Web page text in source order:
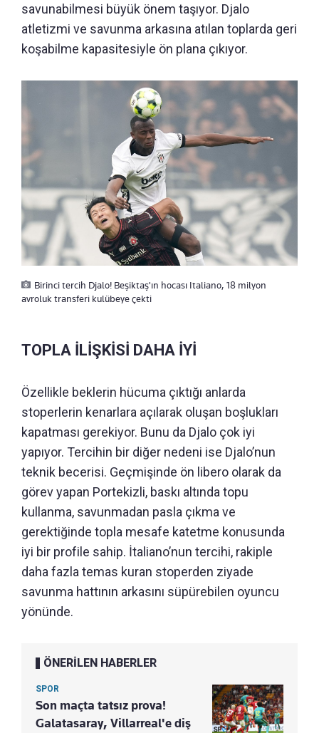
savunabilmesi büyük önem taşıyor. Djalo
atletizmi ve savunma arkasına atılan toplarda geri
koşabilme kapasitesiyle ön plana çıkıyor.
Birinci tercih Djalo! Beşiktaş'ın hocası Italiano, 18 milyon
avroluk transferi kulübeye çekti
TOPLA İLİŞKİSİ DAHA İYİ
Özellikle beklerin hücuma çıktığı anlarda
stoperlerin kenarlara açılarak oluşan boşlukları
kapatması gerekiyor. Bunu da Djalo çok iyi
yapıyor. Tercihin bir diğer nedeni ise Djalo’nun
teknik becerisi. Geçmişinde ön libero olarak da
görev yapan Portekizli, baskı altında topu
kullanma, savunmadan pasla çıkma ve
gerektiğinde topla mesafe katetme konusunda
iyi bir profile sahip. İtaliano’nun tercihi, rakiple
daha fazla temas kuran stoperden ziyade
savunma hattının arkasını süpürebilen oyuncu
yönünde.
ÖNERİLEN HABERLER
SPOR
Son maçta tatsız prova!
Galatasaray, Villarreal'e diş